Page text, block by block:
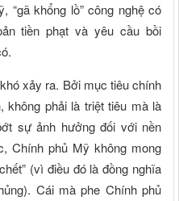
“gã khổng lồ” công nghệ có
tiền phạt và yêu cầu bồi
xảy ra. Bởi mục tiêu chính
không phải là triệt tiêu mà là
sự ảnh hưởng đối với nền
Chính phủ Mỹ không mong
(vì điều đó là đồng nghĩa
Cái mà phe Chính phủ